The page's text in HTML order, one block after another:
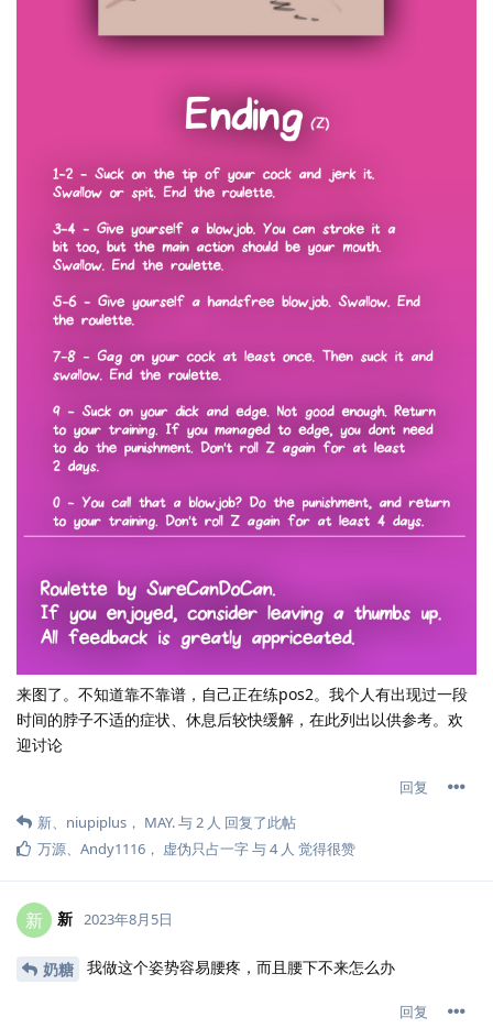
来图了。不知道靠不靠谱，自己正在练pos2。我个人有出现过一段
时间的脖子不适的症状、休息后较快缓解，在此列出以供参考。欢
迎讨论
回复
新、 niupiplus ， MAY.​与2 人 回复了此帖
万源、 Andy1116 ， 虚伪只占一字与4人 觉得很赞
新 新 2023年8月5日
奶糖 我做这个姿势容易腰疼，而且腰下不来怎么办
回复